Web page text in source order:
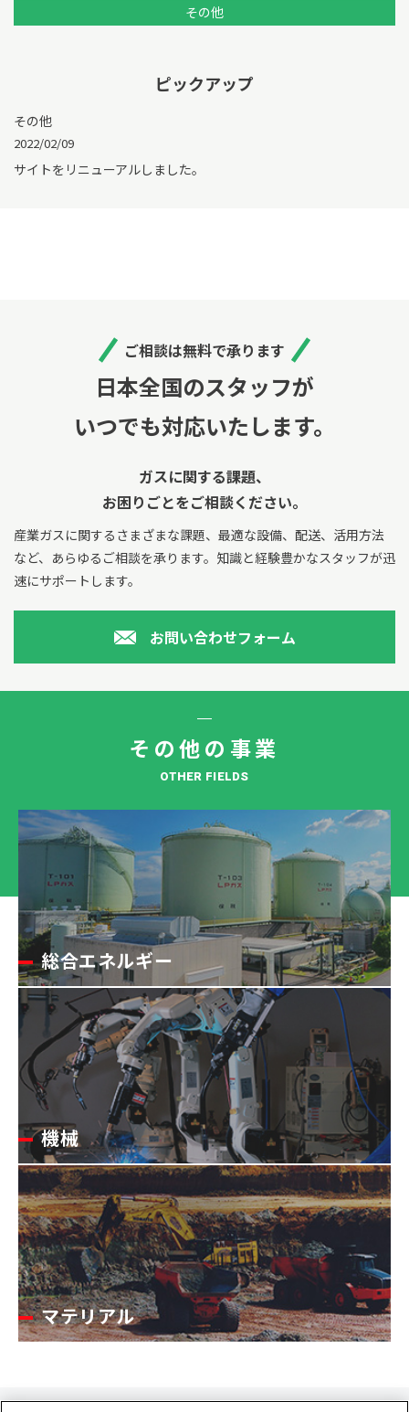
その他
ピックアップ
その他
2022/02/09
サイトをリニューアルしました。
ご相談は無料で承ります
日本全国のスタッフが
いつでも対応いたします。
ガスに関する課題、
お困りごとをご相談ください。
産業ガスに関するさまざまな課題、最適な設備、配送、活用方法
など、あらゆるご相談を承ります。 知識と経験豊かなスタッフが迅
速にサポートします。
お問い合わせフォーム
その他の事業
OTHER FIELDS
総合エネルギー
機械
マテリアル